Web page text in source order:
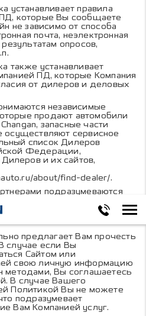
устанавливает правила
которые Вы сообщаете
не зависимо от способа
почта, неэлектронная
опросов,
также устанавливает
ПД, которые Компания
от дилеров и деловых
независимые
продают автомобили
запасные части
осуществляют сервисное
список Дилеров
Федерации,
и их сайтов,
about/find-dealer/.
подразумеваются
с которыми Компания
предоставить или
услуги и продукты.
предлагает Вам прочесть
случае если Вы
Сайтом или
свою личную информацию
методами, Вы соглашаетесь
В случае Вашего
Политикой Вы не можете
подразумевает
Вам Компанией услуг.